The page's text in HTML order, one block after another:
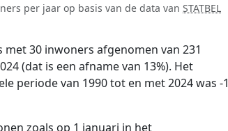
per jaar op basis van de data van STATBEL
30 inwoners afgenomen van 231
(dat is een afname van 13%). Het
periode van 1990 tot en met 2024 was -1
zoals op 1 januari in het